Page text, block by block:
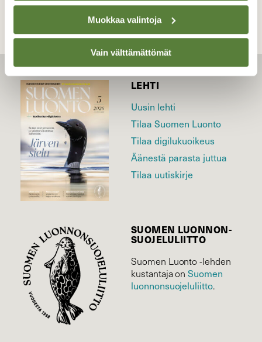
Muokkaa valintoja
Vain välttämättömät
LEHTI
Uusin lehti
Tilaa Suomen Luonto
Tilaa digilukuoikeus
Äänestä parasta juttua
Tilaa uutiskirje
SUOMEN LUONNON­
SUOJELU­LIITTO
Suomen Luonto -lehden
kustantaja onSuomen
luonnonsuojelu­liitto.